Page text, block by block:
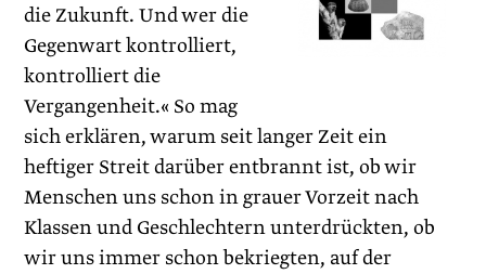
die Zukunft. Und wer die
Gegenwart kontrolliert,
kontrolliert die
Vergangenheit.« So mag
sich erklären, warum seit langer Zeit ein
heftiger Streit darüber entbrannt ist, ob wir
Menschen uns schon in grauer Vorzeit nach
Klassen und Geschlechtern unterdrückten, ob
wir uns immer schon bekriegten, auf der